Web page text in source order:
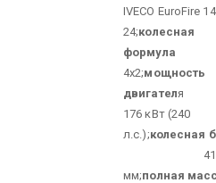
IVECO EuroFire
24;колесная
формула
4х2;мощность
двигател
176 кВт (240
л.с.);колесная
мм;полная